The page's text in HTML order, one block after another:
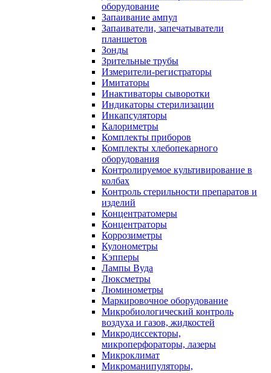
оборудование
Запаивание ампул
Запаиватели, запечатыватели
планшетов
Зонды
Зрительные трубы
Измерители-регистраторы
Имитаторы
Инактиваторы сыворотки
Индикаторы стерилизации
Инкапсуляторы
Калориметры
Комплекты приборов
Комплекты хлебопекарного
оборудования
Контролируемое культивирование в
колбах
Контроль стерильности препаратов и
изделий
Концентратомеры
Концентраторы
Коррозиметры
Кулонометры
Кэпперы
Лампы Вуда
Люксметры
Люминометры
Маркировочное оборудование
Микробиологический контроль
воздуха и газов, жидкостей
Микродиссекторы,
микроперфораторы, лазеры
Микроклимат
Микроманипуляторы,